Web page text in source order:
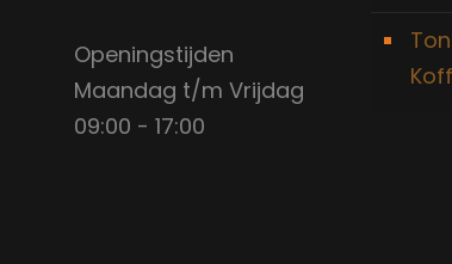
Openingstijden
Maandag t/m Vrijdag
09:00 - 17:00